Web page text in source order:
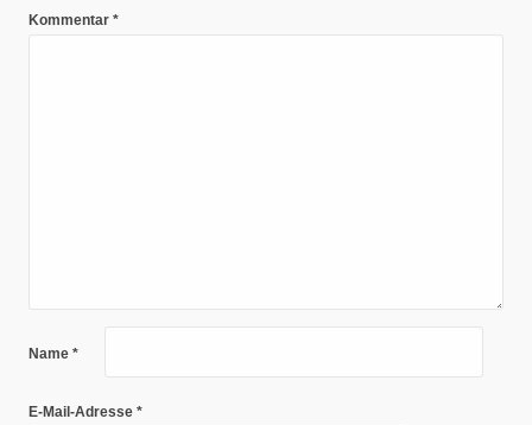
Kommentar *
Name *
E-Mail-Adresse *